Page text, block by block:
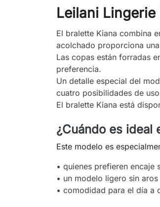
Leilani
El bralette Kiana combina
acolchado proporciona
Las copas están forradas
preferencia.
Un detalle especial del
cuatro posibilidades de
El bralette Kiana está
¿Cuándo es ideal
Este modelo es
• quienes prefieren encaje
• un modelo ligero sin aros
• comodidad para el día a